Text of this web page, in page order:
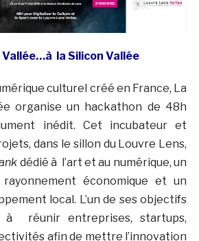
Vallée…à la Silicon Vallée
culturel créé en France, La
organise un hackathon de 48h
inédit. Cet incubateur et
dans le sillon du Louvre Lens,
dédié à l’art et au numérique, un
économique et un
local. L’un de ses objectifs
à réunir entreprises, startups,
afin de mettre l’innovation